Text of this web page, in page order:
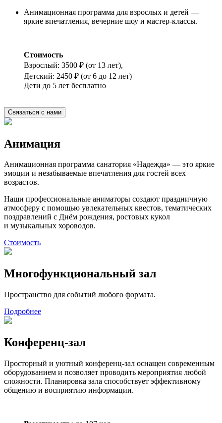
Анимационная программа для взрослых и детей —
яркие впечатления, вечерние шоу и мастер-классы.
Стоимость
Взрослый: 3500 ₽ (от 13 лет),
Детский: 2450 ₽ (от 6 до 12 лет)
Дети до 5 лет бесплатно
Связаться с нами
Анимация
Анимационная программа санатория «Надежда» — это яркие
эмоции и незабываемые впечатления для гостей всех
возрастов.
Наши профессиональные аниматоры создают праздничную
атмосферу с помощью увлекательных квестов, тематических
поздравлений с Днём рождения, ростовых кукол
и музыкальных хороводов.
Стоимость
Многофункциональный зал
Пространство для событий любого формата.
Подробнее
Конференц-зал
Просторный и уютный конференц-зал оснащен современным
оборудованием и позволяет проводить мероприятия любой
сложности. Планировка зала способствует эффективному
общению и восприятию информации.